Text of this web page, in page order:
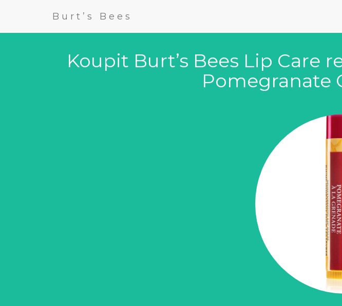
Burt’s Bees
Koupit Burt’s Bees Lip Care
Pomegranate